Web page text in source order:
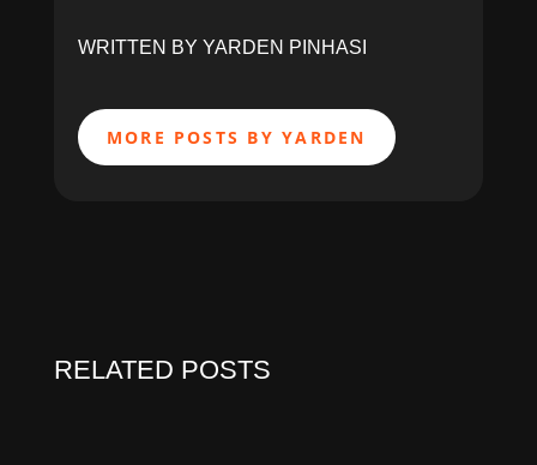
WRITTEN BY YARDEN PINHASI
MORE POSTS BY YARDEN
RELATED POSTS